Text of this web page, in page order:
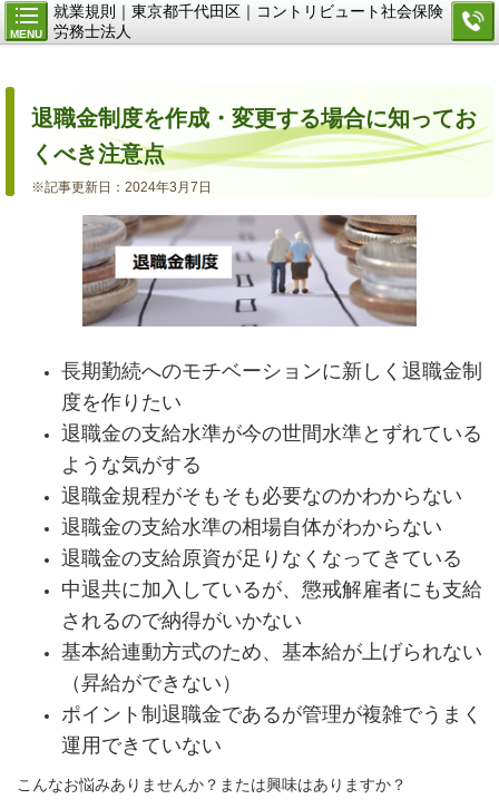
MENU
就業規則｜東京都千代田区｜コントリビュート社会保険
労務士法人
退職金制度を作成・変更する場合に知ってお
くべき注意点
※記事更新日：2024年3月7日
長期勤続へのモチベーションに新しく退職金制
度を作りたい
退職金の支給水準が今の世間水準とずれている
ような気がする
退職金規程がそもそも必要なのかわからない
退職金の支給水準の相場自体がわからない
退職金の支給原資が足りなくなってきている
中退共に加入しているが、懲戒解雇者にも支給
されるので納得がいかない
基本給連動方式のため、基本給が上げられない
（昇給ができない）
ポイント制退職金であるが管理が複雑でうまく
運用できていない
こんなお悩みありませんか？または興味はありますか？